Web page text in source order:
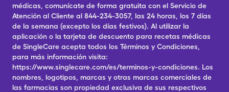
médicas, comunícate de forma gratuita con el Servicio de
Atención al Cliente al 844-234-3057, las 24 horas, los 7 días
de la semana (excepto los días festivos). Al utilizar la
aplicación o la tarjeta de descuento para recetas médicas
de SingleCare acepta todos los Términos y Condiciones,
para más información visita:
https://www.singlecare.com/es/terminos-y-condiciones. Los
nombres, logotipos, marcas y otras marcas comerciales de
las farmacias son propiedad exclusiva de sus respectivos